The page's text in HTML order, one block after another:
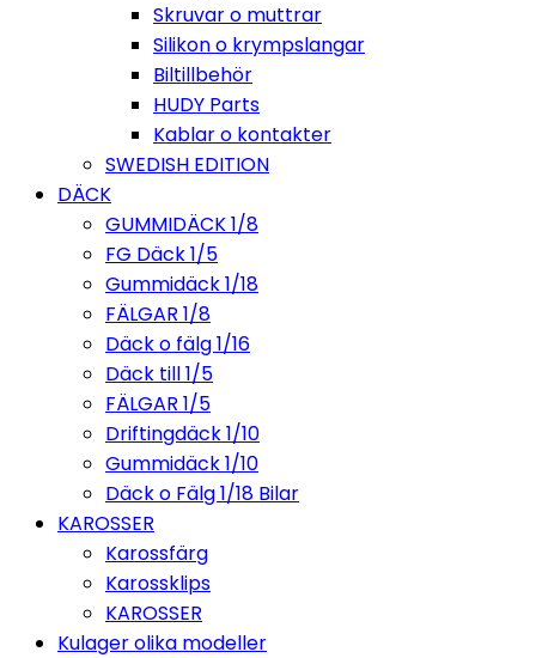
Skruvar o muttrar
Silikon o krympslangar
Biltillbehör
HUDY Parts
Kablar o kontakter
SWEDISH EDITION
DÄCK
GUMMIDÄCK 1/8
FG Däck 1/5
Gummidäck 1/18
FÄLGAR 1/8
Däck o fälg 1/16
Däck till 1/5
FÄLGAR 1/5
Driftingdäck 1/10
Gummidäck 1/10
Däck o Fälg 1/18 Bilar
KAROSSER
Karossfärg
Karossklips
KAROSSER
Kulager olika modeller